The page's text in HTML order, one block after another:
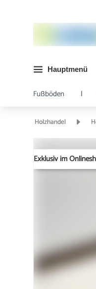
Hauptmenü
Fußböden |
Holzhandel
Exklusiv im